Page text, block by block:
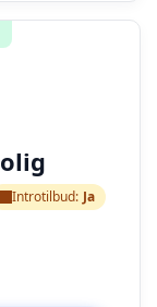
Introtilbud: Ja